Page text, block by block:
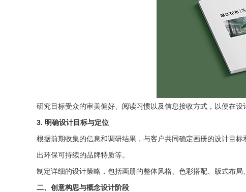
研究目标受众的审美偏好、阅读习惯以及信息接收方式，以便在
3. 明确设计目标与定位
根据前期收集的信息和调研结果，与客户共同确定画册的设计目
出环保可持续的品牌特质等。
制定详细的设计策略，包括画册的整体风格、色彩搭配、版式布
二、创意构思与概念设计阶段